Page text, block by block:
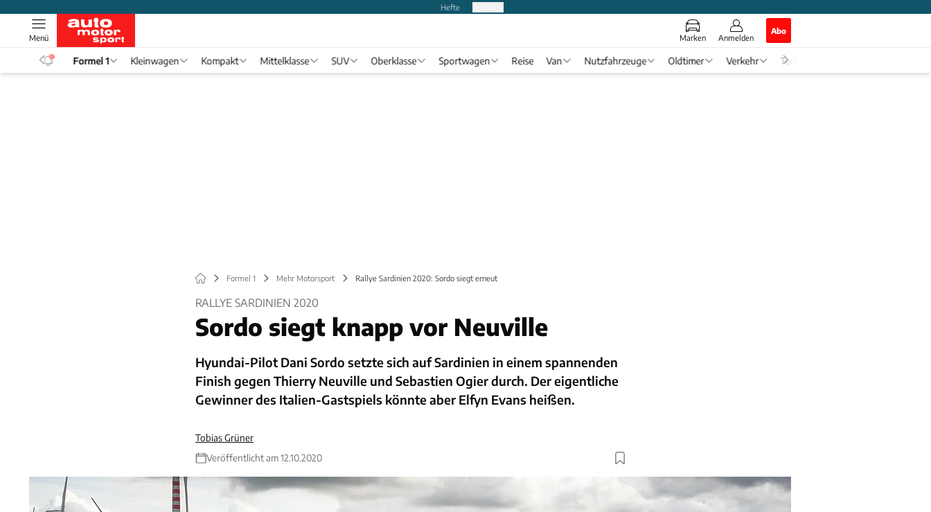
Hefte
Marken Anmelden
Abo
Menü
Formel 1 Kleinwagen Kompakt Mittelklasse SUV Oberklasse Sportwagen Reise Van Nutzfahrzeuge Oldtimer Verkehr Tech & Zukunft
Formel 1 Mehr Motorsport Rallye Sardinien 2020: Sordo siegt erneut
RALLYE SARDINIEN 2020
Sordo siegt knapp vor Neuville
Hyundai-Pilot Dani Sordo setzte sich auf Sardinien in einem spannenden
Finish gegen Thierry Neuville und Sebastien Ogier durch. Der eigentliche
Gewinner des Italien-Gastspiels könnte aber Elfyn Evans heißen.
Tobias Grüner
Veröffentlicht am 12.10.2020